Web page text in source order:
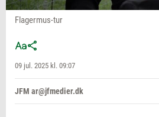
Flagermus-tur
09 jul. 2025 kl. 09:07
JFM ar@jfmedier.dk